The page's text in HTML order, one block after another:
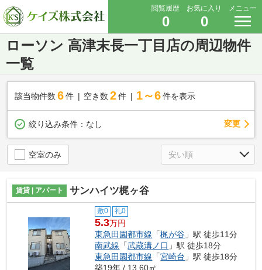
閲覧履歴
0
お気に入り
0
メニュー
ローソン 高津末長一丁目店の周辺物件
一覧
該当物件数 6件 空き数 2 件 1～6 件を表示
絞り込み条件： なし 変更
空室のみ
賃貸 | アパート サンハイツ梶ヶ谷
敷0 礼0
5.3万円
東急田園都市線 「梶が谷 」駅 徒歩11分
南武線 「武蔵溝ノ口 」駅 徒歩18分
東急田園都市線 「宮崎台 」駅 徒歩18分
築19年 / 13.60㎡